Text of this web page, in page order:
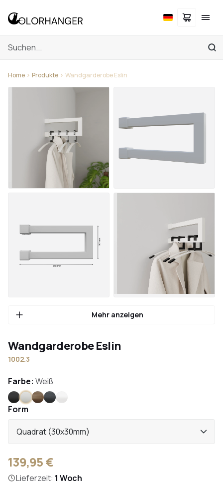
Home Produkte Wandgarderobe Eslin
Mehr anzeigen
Wandgarderobe Eslin
1002.3
Farbe: Weiß
Schwarz
WeißBronze
Anthrazit
Edelstahl
Form
Quadrat (30x30mm)
139,95 €
Lieferzeit: 1 Woch